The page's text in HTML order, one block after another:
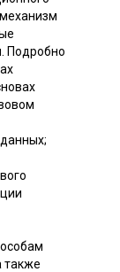
Подробно
также